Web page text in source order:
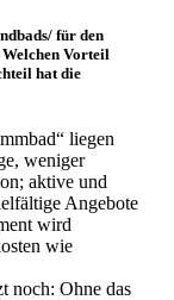
für den
Vorteil
hat die
liegen
weniger
aktive und
Angebote
wird
wie
noch: Ohne das